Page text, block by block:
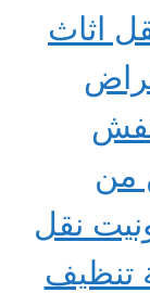
اثاث
من
نقل
تنظيف